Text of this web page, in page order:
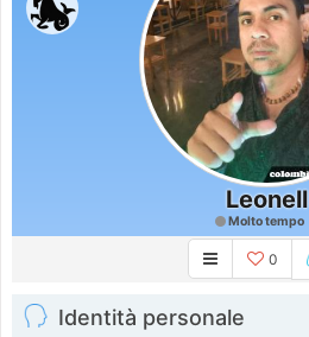
Leonell
Molto tempo
0
Identità personale